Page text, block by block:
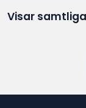
Visar